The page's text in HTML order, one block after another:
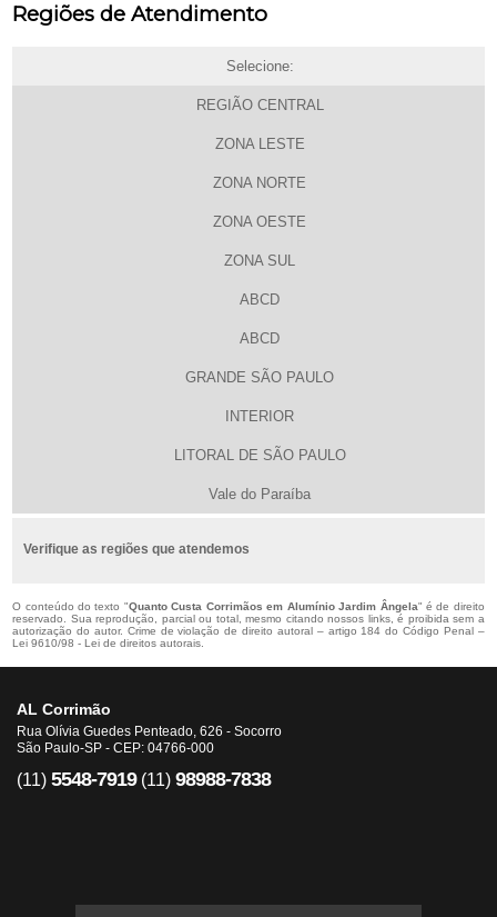
Regiões de Atendimento
Selecione:
REGIÃO CENTRAL
ZONA LESTE
ZONA NORTE
ZONA OESTE
ZONA SUL
ABCD
ABCD
GRANDE SÃO PAULO
INTERIOR
LITORAL DE SÃO PAULO
Vale do Paraíba
Verifique as regiões que atendemos
O conteúdo do texto "Quanto Custa Corrimãos em Alumínio Jardim Ângela" é de direito
reservado. Sua reprodução, parcial ou total, mesmo citando nossos links, é proibida sem a
autorização do autor. Crime de violação de direito autoral – artigo 184 do Código Penal –
Lei 9610/98 - Lei de direitos autorais
AL Corrimão
Rua Olívia Guedes Penteado, 626 - Socorro
São Paulo-SP - CEP: 04766-000
(11) 5548-7919 (11) 98988-7838